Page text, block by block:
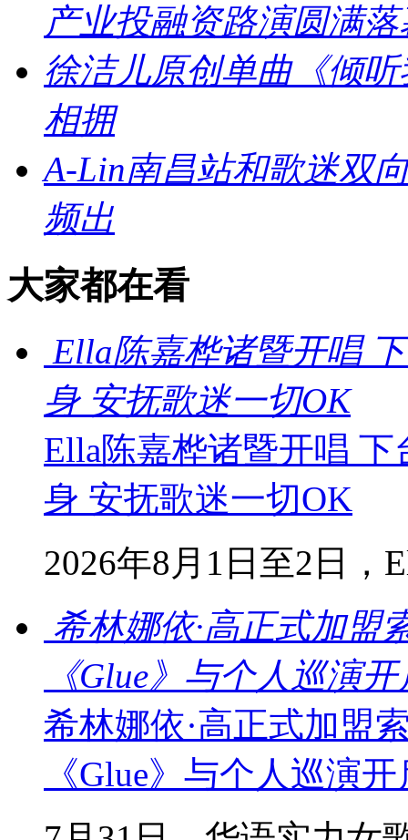
产业投融资路演圆满落
徐洁儿原创单曲《倾
相拥
A-Lin南昌站和歌迷双
频出
大家都在看
Ella陈嘉桦诸暨开唱
身 安抚歌迷一切OK
Ella陈嘉桦诸暨开唱
身 安抚歌迷一切OK
2026年8月1日至2日，
希林娜依·高正式加盟
《Glue》与个人巡演
希林娜依·高正式加盟
《Glue》与个人巡演